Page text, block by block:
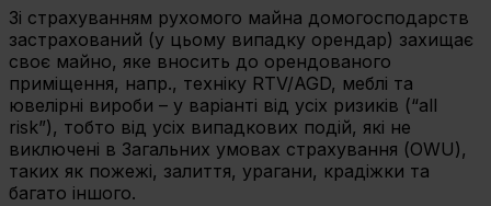
Зі страхуванням рухомого майна домогосподарств
застрахований (у цьому випадку орендар) захищає
своє майно, яке вносить до орендованого
приміщення, напр., техніку RTV/AGD, меблі та
ювелірні вироби – у варіанті від усіх ризиків (“all
risk”), тобто від усіх випадкових подій, які не
виключені в Загальних умовах страхування (OWU),
таких як пожежі, залиття, урагани, крадіжки та
багато іншого.